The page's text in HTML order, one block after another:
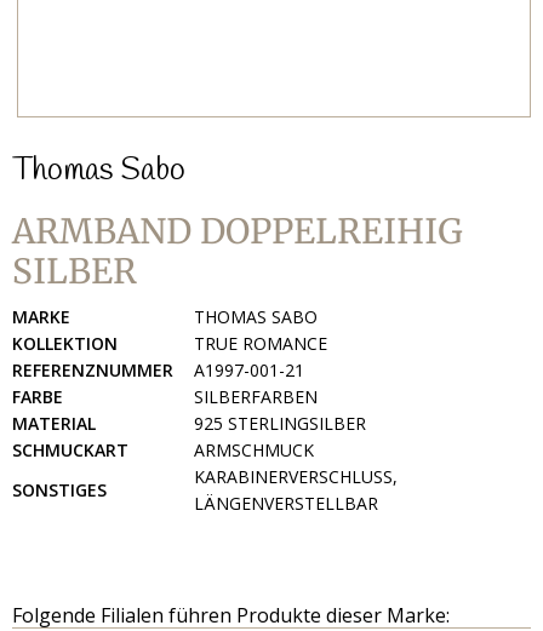
Thomas Sabo
ARMBAND DOPPELREIHIG
SILBER
MARKE
THOMAS SABO
KOLLEKTION
TRUE ROMANCE
REFERENZNUMMER
A1997-001-21
FARBE
SILBERFARBEN
MATERIAL
925 STERLINGSILBER
SCHMUCKART
ARMSCHMUCK
SONSTIGES
KARABINERVERSCHLUSS,
LÄNGENVERSTELLBAR
Folgende Filialen führen Produkte dieser Marke: